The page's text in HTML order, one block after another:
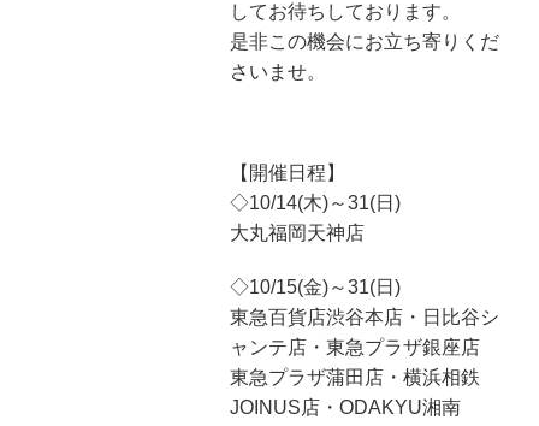
してお待ちしております。
是非この機会にお立ち寄りくだ
さいませ。
【開催日程】
◇10/14(木)～31(日)
大丸福岡天神店
◇10/15(金)～31(日)
東急百貨店渋谷本店・日比谷シ
ャンテ店・東急プラザ銀座店
東急プラザ蒲田店・横浜相鉄
JOINUS店・ODAKYU湘南